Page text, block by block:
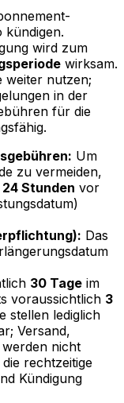
kündigen.
wird zum
wirksam.
weiter nutzen;
in der
für die
Um
zu vermeiden,
24 Stunden vor
Das
30 Tage im
voraussichtlich 3
stellen lediglich
Versand,
nicht
rechtzeitige
Kündigung